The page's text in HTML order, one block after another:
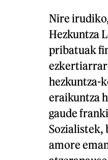
Nire
Hezkuntza
pribatuak
hezkuntza-
eraikuntza
gaude
Sozialistek,
amore